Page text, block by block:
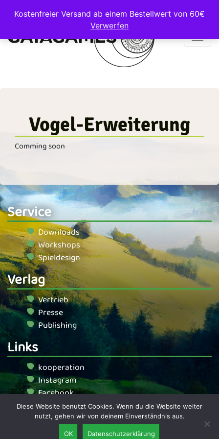
Kostenfreier Versand ab einem Bestellwert von 60€
Verwerfen
Main Navigation
Vogel-Erweiterung
Comming soon
Service
Downloads
Workshops
Spieldesign
Verlag
Vertrieb
Presse
Publishing
Links
kooperation
Instagram
Facebook
© Gaiagames 2026Impressum|Datenschutz|unsere AGB
Widerrufsbelehrung
FAQ
Diese Website benutzt Cookies. Wenn du die Website weiter
nutzt, gehen wir von deinem Einverständnis aus.
OK Datenschutzerklärung